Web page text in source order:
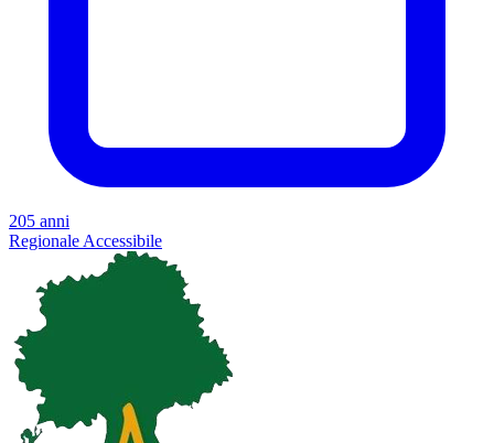
205 anni
Regionale Accessibile